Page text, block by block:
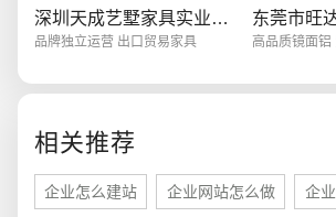
深圳天成艺墅家具实业有限公司
品牌独立运营 出口贸易家具 高品质镜面铝
相关推荐
企业怎么建站 企业网站怎么做 企